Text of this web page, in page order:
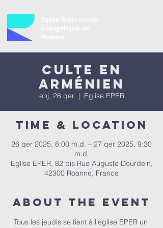
Culte en
Arménien
enj, 26 qer
  |
Eglise EPER
Time & Location
26 qer 2025, 8:00 m.d. – 27 qer 2025, 9:30
m.d.
Eglise EPER, 82 bis Rue Auguste Dourdein,
42300 Roanne, France
About the event
Tous les jeudis se tient à l'église EPER un